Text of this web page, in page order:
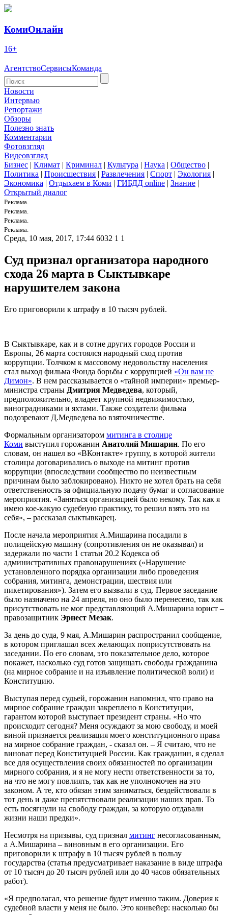
КомиОнлайн
16+
АгентствоСервисыКоманда
Новости
Интервью
Репортажи
Обзоры
Полезно знать
Комментарии
Фотовзгляд
Видеовзгляд
Бизнес | Климат | Криминал | Культура | Наука | Общество |
Политика | Происшествия | Развлечения | Спорт | Экология |
Экономика | Отдыхаем в Коми | ГИБДД online | Знание |
Открытый диалог
Реклама.
Реклама.
Реклама.
Реклама.
Среда, 10 мая, 2017, 17:44 6032 1 1
Суд признал организатора народного
схода 26 марта в Сыктывкаре
нарушителем закона
Его приговорили к штрафу в 10 тысяч рублей.
В Сыктывкаре, как и в сотне других городов России и
Европы, 26 марта состоялся народный сход против
коррупции. Толчком к массовому недовольству населения
стал выход фильма Фонда борьбы с коррупцией «Он вам не
Димон». В нем рассказывается о «тайной империи» премьер-
министра страны Дмитрия Медведева, который,
предположительно, владеет крупной недвижимостью,
виноградниками и яхтами. Также создатели фильма
подозревают Д.Медведева во взяточничестве.
Формальным организатором митинга в столице
Коми выступил горожанин Анатолий Мишарин. По его
словам, он нашел во «ВКонтакте» группу, в которой жители
столицы договаривались о выходе на митинг против
коррупции (впоследствии сообщество по неизвестным
причинам было заблокировано). Никто не хотел брать на себя
ответственность за официальную подачу бумаг и согласование
мероприятия. «Заняться организацией было некому. Так как я
имею кое-какую судебную практику, то решил взять это на
себя», – рассказал сыктывкарец.
После начала мероприятия А.Мишарина посадили в
полицейскую машину (сопротивления он не оказывал) и
задержали по части 1 статьи 20.2 Кодекса об
административных правонарушениях («Нарушение
установленного порядка организации либо проведения
собрания, митинга, демонстрации, шествия или
пикетирования»). Затем его вызвали в суд. Первое заседание
было назначено на 24 апреля, но оно было перенесено, так как
присутствовать не мог представляющий А.Мишарина юрист –
правозащитник Эрнест Мезак.
За день до суда, 9 мая, А.Мишарин распространил сообщение,
в котором приглашал всех желающих поприсутствовать на
заседании. По его словам, это показательное дело, которое
покажет, насколько суд готов защищать свободы гражданина
(на мирное собрание и на изъявление политической воли) и
Конституцию.
Выступая перед судьей, горожанин напомнил, что право на
мирное собрание граждан закреплено в Конституции,
гарантом которой выступает президент страны. «Но что
происходит сегодня? Меня осуждают за мою свободу, и моей
виной признается реализация моего конституционного права
на мирное собрание граждан, - сказал он. – Я считаю, что не
виноват перед Конституцией России. Как гражданин, я сделал
все для осуществления своих обязанностей по организации
мирного собрания, и я не могу нести ответственности за то,
на что не могу повлиять, так как не уполномочен на это
законом. А те, кто обязан этим заниматься, бездействовали в
тот день и даже препятствовали реализации наших прав. То
есть посягнули на свободу граждан, за которую отдавали
жизни наши предки».
Несмотря на призывы, суд признал митинг несогласованным,
а А.Мишарина – виновным в его организации. Его
приговорили к штрафу в 10 тысяч рублей в пользу
государства (статья предусматривает наказание в виде штрафа
от 10 тысяч до 20 тысяч рублей или до 40 часов обязательных
работ).
«Я предполагал, что решение будет именно таким. Доверия к
судебной власти у меня не было. Это конвейер: насколько бы